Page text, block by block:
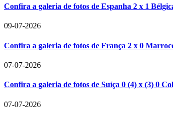
Confira a galeria de fotos de Espanha 2 x 1
09-07-2026
Confira a galeria de fotos de França 2 x 0
07-07-2026
Confira a galeria de fotos de Suíça 0 (4) x (3) 0
07-07-2026